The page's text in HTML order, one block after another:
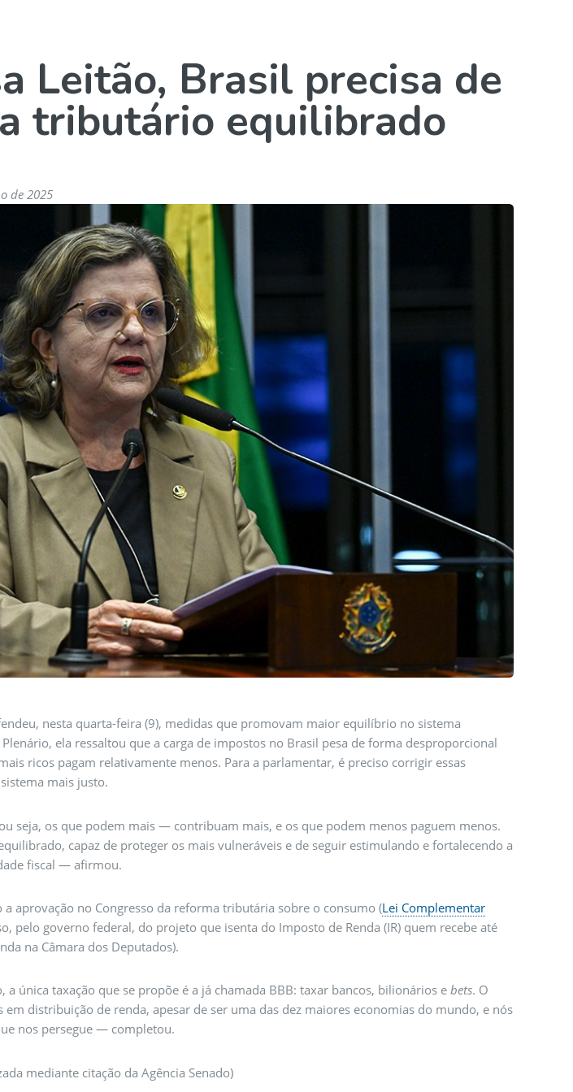
Leitão, Brasil precisa de
tributário equilibrado
de 2025
nesta quarta-feira (9), medidas que promovam maior equilíbrio no sistema
ela ressaltou que a carga de impostos no Brasil pesa de forma desproporcional
ricos pagam relativamente menos. Para a parlamentar, é preciso corrigir essas
mais justo.
seja, os que podem mais — contribuam mais, e os que podem menos paguem menos.
capaz de proteger os mais vulneráveis e de seguir estimulando e fortalecendo a
fiscal — afirmou.
a aprovação no Congresso da reforma tributária sobre o consumo (Lei Complementar
pelo governo federal, do projeto que isenta do Imposto de Renda (IR) quem recebe até
na Câmara dos Deputados).
única taxação que se propõe é a já chamada BBB: taxar bancos, bilionários ebets. O
em distribuição de renda, apesar de ser uma das dez maiores economias do mundo, e nós
nos persegue — completou.
mediante citação da Agência Senado)